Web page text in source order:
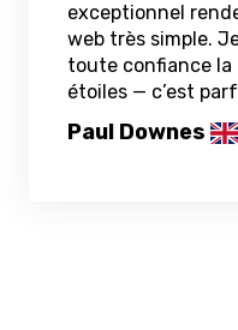
exceptionnel
web très simple.
toute confiance la
étoiles — c’est
Paul Downes